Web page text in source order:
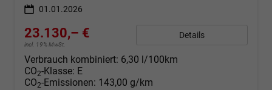
01.01.2026
23.130,– €
incl. 19% MwSt.
Details
Verbrauch kombiniert: 6,30 l/100km
CO2-Klasse: E
CO2-Emissionen: 143,00 g/km